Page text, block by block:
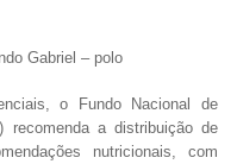
Gabriel – polo
o Fundo Nacional de
recomenda a distribuição de
nutricionais, com